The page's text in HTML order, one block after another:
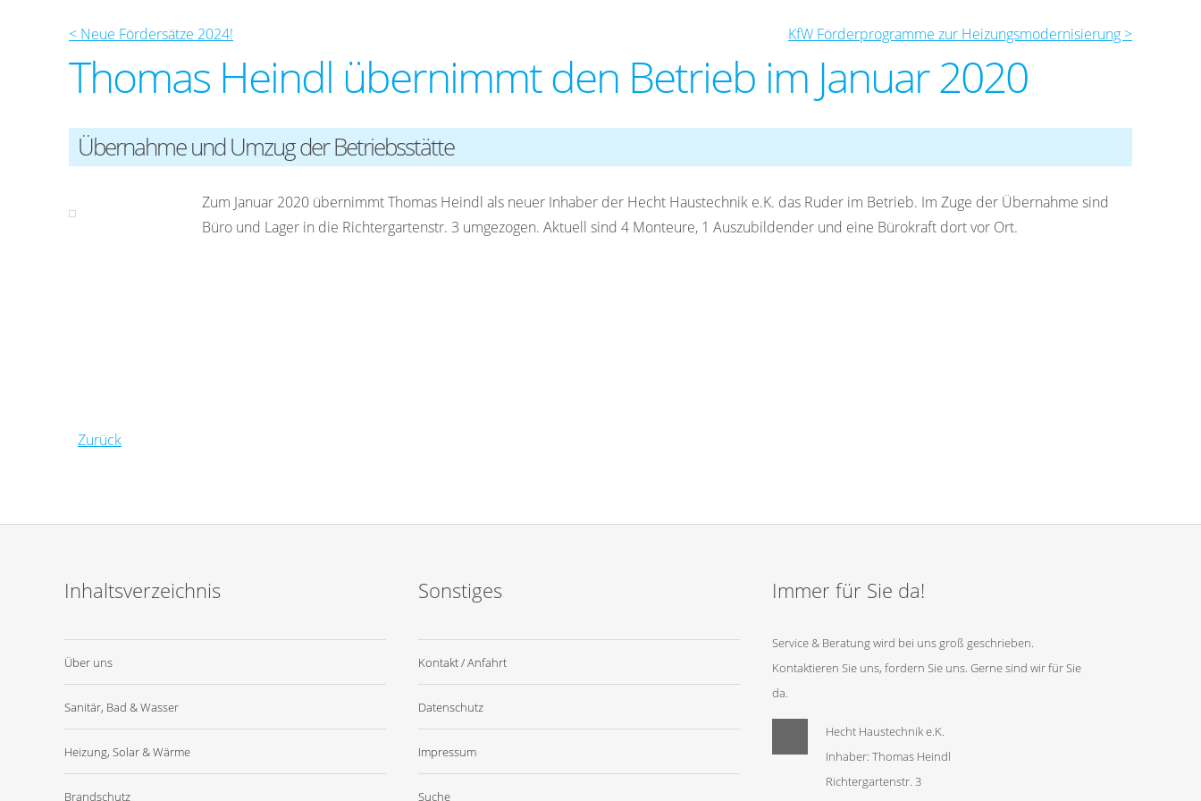
KfW Förderprogramme zur Heizungsmodernisierung >
< Neue Fördersätze 2024!
Thomas Heindl übernimmt den Betrieb im Januar 2020
Übernahme und Umzug der Betriebsstätte
Zum Januar 2020 übernimmt Thomas Heindl als neuer Inhaber der Hecht Haustechnik e.K. das Ruder im Betrieb. Im Zuge der Übernahme sind
Büro und Lager in die Richtergartenstr. 3 umgezogen. Aktuell sind 4 Monteure, 1 Auszubildender und eine Bürokraft dort vor Ort.
Zurück
Inhaltsverzeichnis
Über uns
Sanitär, Bad & Wasser
Heizung, Solar & Wärme
Brandschutz
Sonstiges
Kontakt / Anfahrt
Datenschutz
Impressum
Suche
Immer für Sie da!
Service & Beratung wird bei uns groß geschrieben.
Kontaktieren Sie uns, fordern Sie uns. Gerne sind wir für Sie
da.
Hecht Haustechnik e.K.
Inhaber: Thomas Heindl
Richtergartenstr. 3